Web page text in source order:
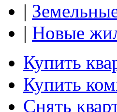
|
| Новые
Купить
Купить
Снять